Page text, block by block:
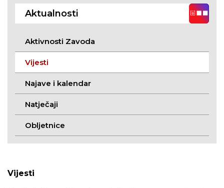
Aktualnosti
Aktivnosti Zavoda
Vijesti
Najave i kalendar
Natječaji
Obljetnice
Vijesti